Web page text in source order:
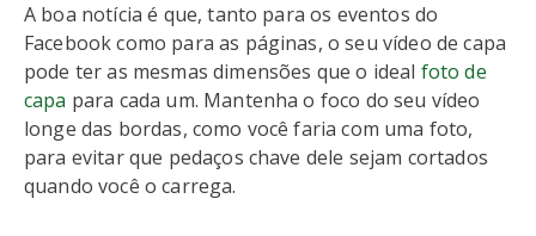
A boa notícia é que, tanto para os eventos do
Facebook como para as páginas, o seu vídeo de capa
pode ter as mesmas dimensões que o ideal foto de
capa para cada um. Mantenha o foco do seu vídeo
longe das bordas, como você faria com uma foto,
para evitar que pedaços chave dele sejam cortados
quando você o carrega.